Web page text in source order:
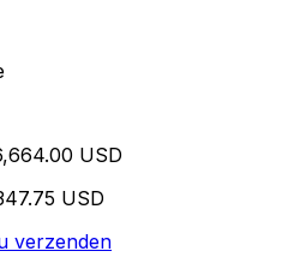
USD
USD
verzenden